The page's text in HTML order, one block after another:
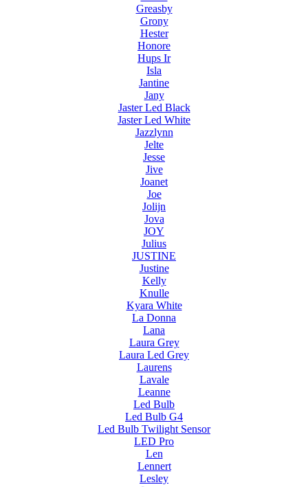
Greasby
Grony
Hester
Honore
Hups Ir
Isla
Jantine
Jany
Jaster Led Black
Jaster Led White
Jazzlynn
Jelte
Jesse
Jive
Joanet
Joe
Jolijn
Jova
JOY
Julius
JUSTINE
Justine
Kelly
Knulle
Kyara White
La Donna
Lana
Laura Grey
Laura Led Grey
Laurens
Lavale
Leanne
Led Bulb
Led Bulb G4
Led Bulb Twilight Sensor
LED Pro
Len
Lennert
Lesley